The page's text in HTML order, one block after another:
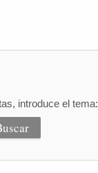
introduce el tema: